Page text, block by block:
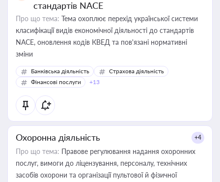
стандартів NACE
Про що тема: Тема охоплює перехід української системи
класифікації видів економічної діяльності до стандартів
NACE, оновлення кодів КВЕД та пов'язані нормативні
зміни
Банківська діяльність
Страхова діяльність
Фінансові послуги
+13
Охоронна діяльність +4
Про що тема: Правове регулювання надання охоронних
послуг, вимоги до ліцензування, персоналу, технічних
засобів охорони та організації пультової й фізичної